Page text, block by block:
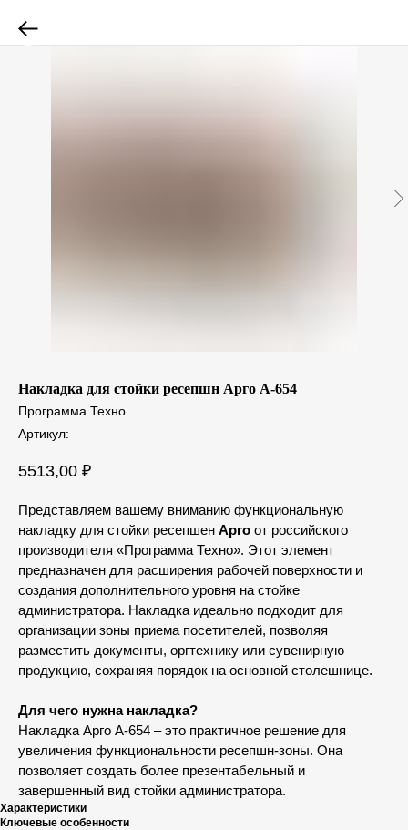
Накладка для стойки ресепшн Арго А-654
Программа Техно
Артикул:
5513,00 ₽
Представляем вашему вниманию функциональную
накладку для стойки ресепшен Арго от российского
производителя «Программа Техно». Этот элемент
предназначен для расширения рабочей поверхности и
создания дополнительного уровня на стойке
администратора. Накладка идеально подходит для
организации зоны приема посетителей, позволяя
разместить документы, оргтехнику или сувенирную
продукцию, сохраняя порядок на основной столешнице.
Для чего нужна накладка?
Накладка Арго А-654 – это практичное решение для
увеличения функциональности ресепшн-зоны. Она
позволяет создать более презентабельный и
завершенный вид стойки администратора.
Характеристики
Ключевые особенности